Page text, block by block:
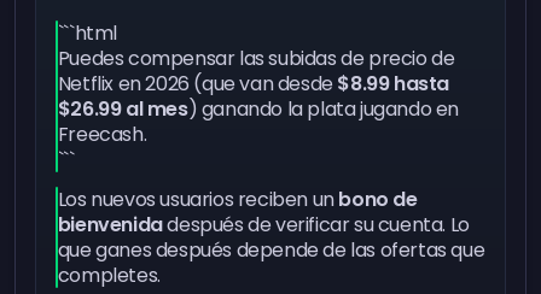
```html
Puedes compensar las subidas de precio de
Netflix en 2026 (que van desde $8.99 hasta
$26.99 al mes) ganando la plata jugando en
Freecash.
```
Los nuevos usuarios reciben unbono de
bienvenidadespués de verificar su cuenta. Lo
que ganes después depende de las ofertas que
completes.